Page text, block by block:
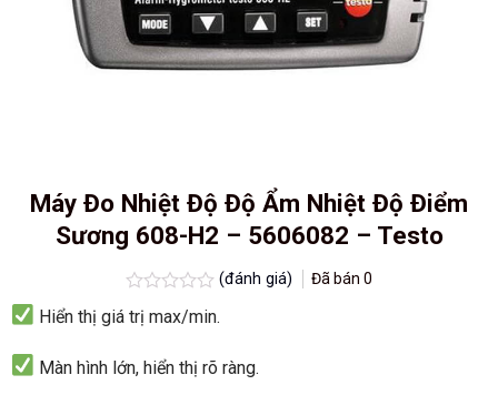
Máy Đo Nhiệt Độ Độ Ẩm Nhiệt Độ Điểm
Sương 608-H2 – 5606082 – Testo
Được
xếp
0.0
5
(đánh giá) Đã bán0
Hiển thị giá trị max/min.
Màn hình lớn, hiển thị rõ ràng.